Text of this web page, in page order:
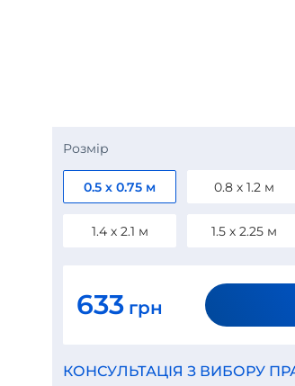
Розмір
0.5 х 0.75 м 0.8 х 1.2 м
1.4 х 2.1 м 1.5 х 2.25 м
633 грн
КОНСУЛЬТАЦІЯ З ВИБОРУ